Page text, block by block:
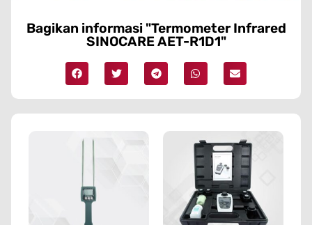
Bagikan informasi "Termometer Infrared
SINOCARE AET-R1D1"